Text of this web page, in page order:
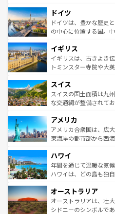
せる。地方によって風
ンテンツ一覧を参照し
で、幅広い魅力が詰ま
聖堂、美しいビーチ、
から魅了する。また、
いる。シャンパンの発
香り高いラベンダー畑
らに、パリ以外の地域
れる地方に足を運ぶと
きるだろう。
を参照してほしい。
ドイツ
ドイツは、豊かな歴史
の中心に位置する国。
顔を持つこの国は、ど
ルリンの文化的活気、
してライン川沿いのワ
は、お酒好きな人にはぜひ体験
ドイツ情報はコンテン
イギリス
イギリスは、古きよき
トミンスター寺院や大
リアごとに異なる魅力
ティー、ビール好きに
戦など、本場だからこ
ンツ一覧を参照してほし
スイス
スイスの国土面積は九
な交通網が整備されて
の建物がそのまま残る
博物館もあり、アルプ
ことができる。国民の
ば市内交通費無料で観光を
着のスイス情報はコン
アメリカ
アメリカ合衆国は、広
東海岸の都市部から西
のような巨大都市は、
ンメントが詰まった刺
西部には大自然が広が
部のニューオーリンズ
文化が魅力。旅行者は
しみながら、その多様
ハワイ
年間を通じて温暖な気
ハワイは、どの島も独
ワイ島は見逃せない。
島だが、静かな自然を
おすすめ。エメラルド
オーストラリア
オーストラリアは、壮
シドニーのシンボルで